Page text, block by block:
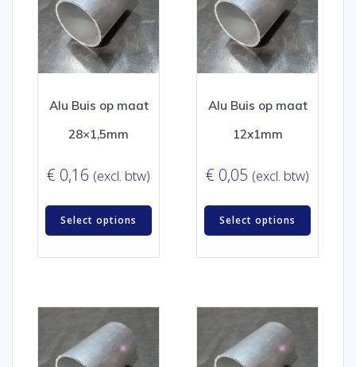
Alu Buis op maat
28×1,5mm
€ 0,16 (excl. btw)
Select options
Alu Buis op maat
12x1mm
€ 0,05 (excl. btw)
Select options